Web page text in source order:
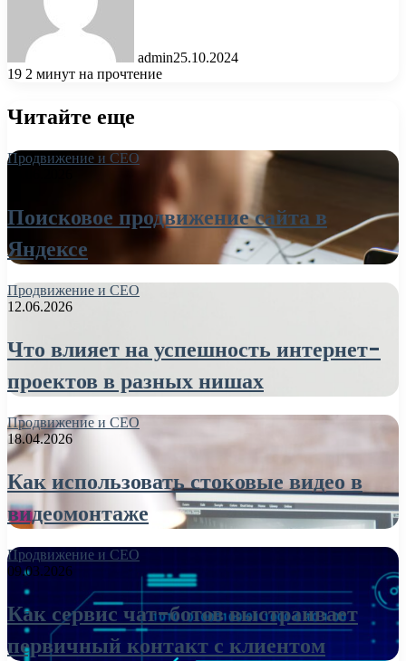
admin25.10.2024
19 2 минут на прочтение
Читайте еще
Продвижение и СЕО
Поисковое продвижение сайта в
Яндексе
Продвижение и СЕО
12.06.2026
Что влияет на успешность интернет-
проектов в разных нишах
Продвижение и СЕО
18.04.2026
Как использовать стоковые видео в
видеомонтаже
Продвижение и СЕО
09.03.2026
Как сервис чат-ботов выстраивает
первичный контакт с клиентом